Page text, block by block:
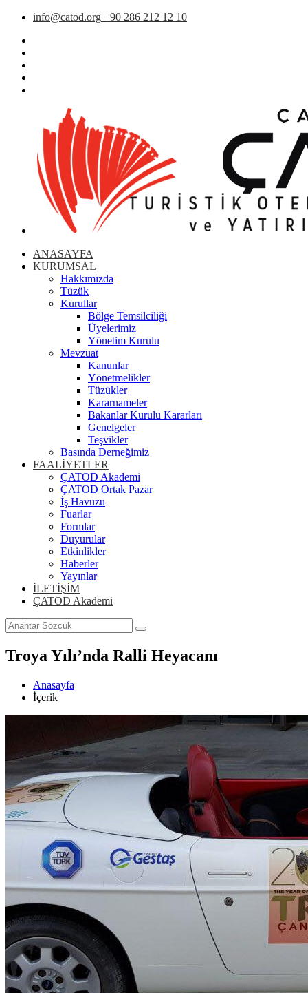
info@catod.org +90 286 212 12 10
ANASAYFA
KURUMSAL
Hakkımızda
Tüzük
Kurullar
Bölge Temsilciliği
Üyelerimiz
Yönetim Kurulu
Mevzuat
Kanunlar
Yönetmelikler
Tüzükler
Kararnameler
Bakanlar Kurulu Kararları
Genelgeler
Teşvikler
Basında Derneğimiz
FAALİYETLER
ÇATOD Akademi
ÇATOD Ortak Pazar
İş Havuzu
Fuarlar
Formlar
Duyurular
Etkinlikler
Haberler
Yayınlar
İLETİŞİM
ÇATOD Akademi
Troya Yılı’nda Ralli Heyacanı
Anasayfa
İçerik